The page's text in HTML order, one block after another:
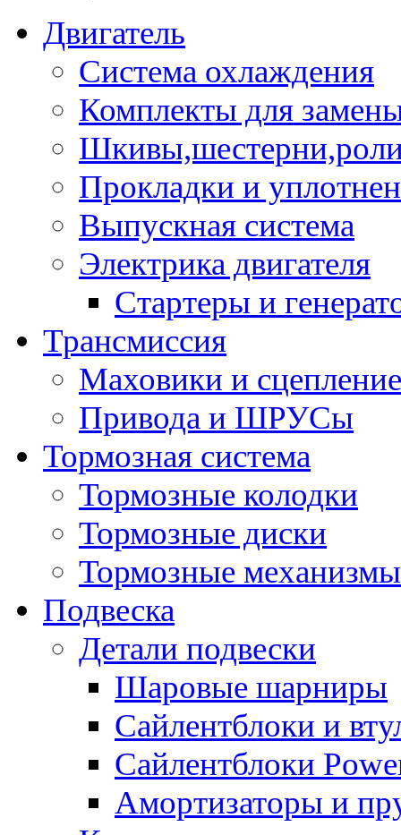
Двигатель
Система охлаждения
Комплекты для
Прокладки и
Выпускная система
Электрика двигателя
Стартеры и
Трансмиссия
Маховики и сцепление
Привода и ШРУСы
Тормозная система
Тормозные колодки
Тормозные диски
Тормозные механизмы
Подвеска
Детали подвески
Шаровые шарниры
Сайлентблоки и
Сайлентблоки
Амортизаторы и